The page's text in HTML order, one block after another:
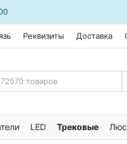
Реквизиты Доставка
LED Трековые